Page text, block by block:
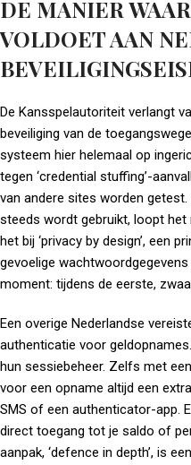
DE MANIER
VOLDOET AAN
De Kansspelautoriteit verlangt
beveiliging van de
systeem hier helemaal op
tegen ‘credential stuffing’-
van andere sites worden
steeds wordt gebruikt, loopt
het bij ‘privacy by design’, een
gevoelige
moment: tijdens de eerste,
Een overige Nederlandse
authenticatie voor
hun sessiebeheer. Zelfs met
voor een opname altijd een
SMS of een authenticator-app.
direct toegang tot je saldo of
aanpak, ‘defence in depth’, is